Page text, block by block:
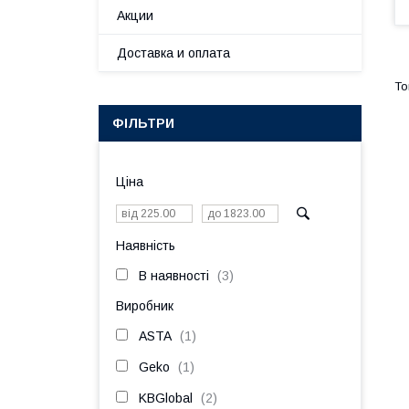
Акции
Доставка и оплата
ФІЛЬТРИ
Ціна
Наявність
В наявності 3
Виробник
ASTA 1
Geko 1
KBGlobal 2